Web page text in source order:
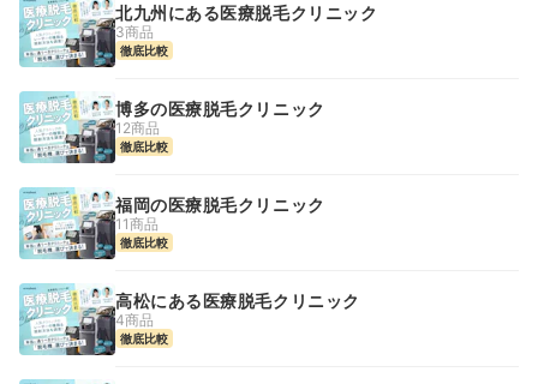
北九州にある医療脱毛クリニック
3商品
徹底比較
博多の医療脱毛クリニック
12商品
徹底比較
福岡の医療脱毛クリニック
11商品
徹底比較
高松にある医療脱毛クリニック
4商品
徹底比較